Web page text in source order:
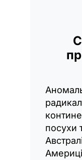
посухи